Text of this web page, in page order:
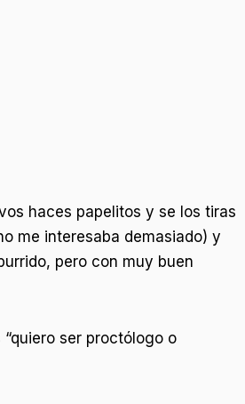
haces papelitos y se los tiras
me interesaba demasiado) y
pero con muy buen
ser proctólogo o